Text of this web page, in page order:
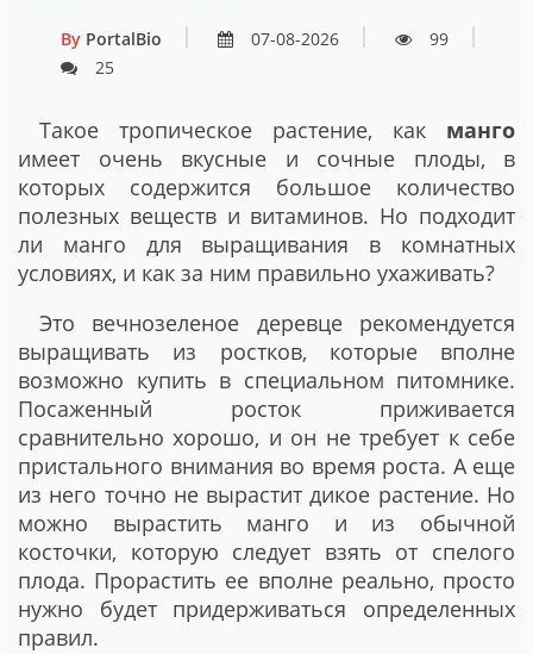
By PortalBio 07-08-2026
99
25
Такое тропическое растение, как манго
имеет очень вкусные и сочные плоды, в
которых содержится большое количество
полезных веществ и витаминов. Но подходит
ли манго для выращивания в комнатных
условиях, и как за ним правильно ухаживать?
Это вечнозеленое деревце рекомендуется
выращивать из ростков, которые вполне
возможно купить в специальном питомнике.
Посаженный росток приживается
сравнительно хорошо, и он не требует к себе
пристального внимания во время роста. А еще
из него точно не вырастит дикое растение. Но
можно вырастить манго и из обычной
косточки, которую следует взять от спелого
плода. Прорастить ее вполне реально, просто
нужно будет придерживаться определенных
правил.